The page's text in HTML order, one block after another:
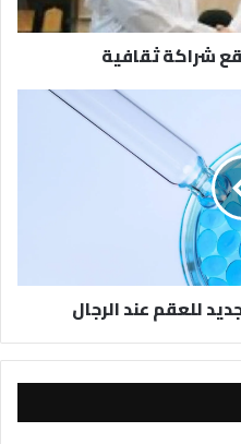
شراكة ثقافية
للعقم عند الرجال